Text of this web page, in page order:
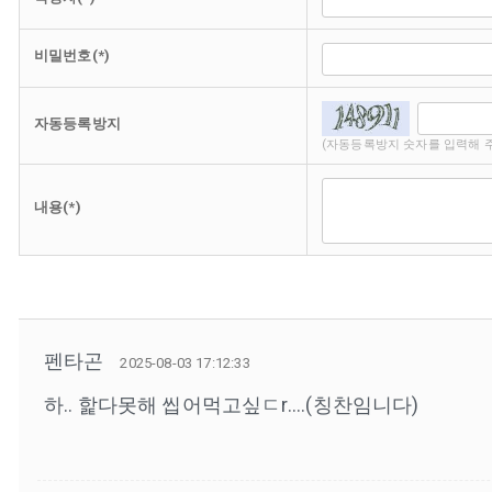
비밀번호(*)
자동등록방지
(자동등록방지 숫자를 입력해
내용(*)
펜타곤 2025-08-03 17:12:33
하.. 핥다못해 씹어먹고싶ㄷr....(칭찬임니다)